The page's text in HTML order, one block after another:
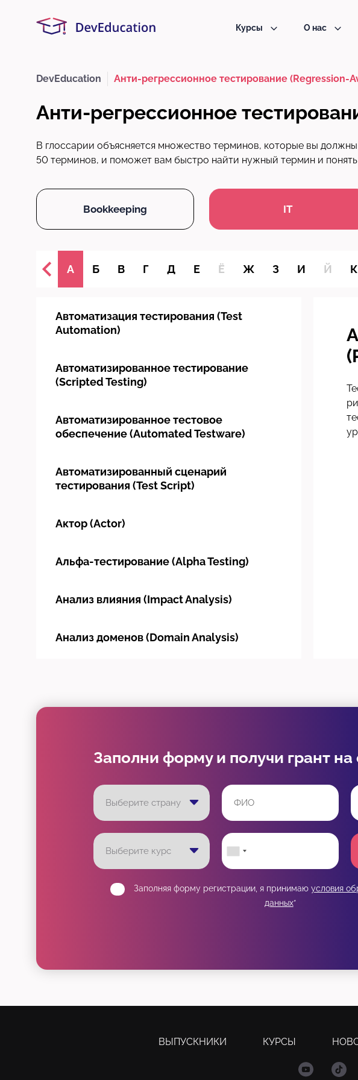
Курсы О нас
DevEducation Анти-регрессионное тестирование (Regression-
Анти-регрессионное
В глоссарии объясняется множество терминов, которые вы
50 терминов, и поможет вам быстро найти нужный термин и понять
Bookkeeping IT
А Б В Г Д Е Ё Ж З И Й К
Автоматизация тестирования (Test
Automation)
Автоматизированное тестирование
(Scripted Testing)
Автоматизированное тестовое
обеспечение (Automated Testware)
Автоматизированный сценарий
тестирования (Test Script)
Актор (Actor)
Альфа-тестирование (Alpha Testing)
Анализ влияния (Impact Analysis)
Анализ доменов (Domain Analysis)
Анализ покрытия (Coverage Analysis)
Анализ потока данных (Data Flow
Analysis)
Анти-регрессионное тестирование
(Regression-Averse Testing)
Заполни форму и получи грант на
Заполняя форму регистрации, я принимаюусловия
данных*
ВЫПУСКНИКИ КУРСЫ